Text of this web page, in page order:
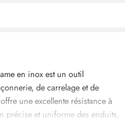
en inox est un outil
de carrelage et de
une excellente résistance à
précise et uniforme des enduits,